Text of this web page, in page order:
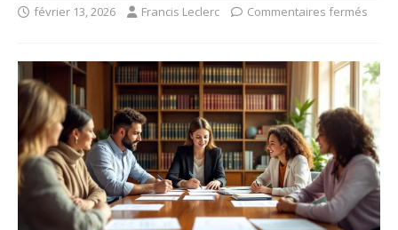
février 13, 2026 Francis Leclerc Commentaires fermés